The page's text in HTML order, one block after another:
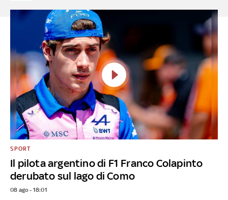
Il pilota argentino di F1 Franco Colapinto
derubato sul lago di Como
SPORT
08 ago - 18:01